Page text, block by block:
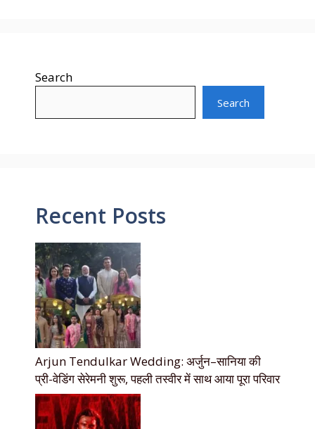
Search
Search
Recent Posts
Arjun Tendulkar Wedding: अर्जुन–सानिया की
प्री-वेडिंग सेरेमनी शुरू, पहली तस्वीर में साथ आया पूरा परिवार